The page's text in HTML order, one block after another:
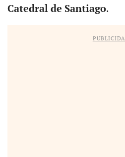
Catedral de Santiago.